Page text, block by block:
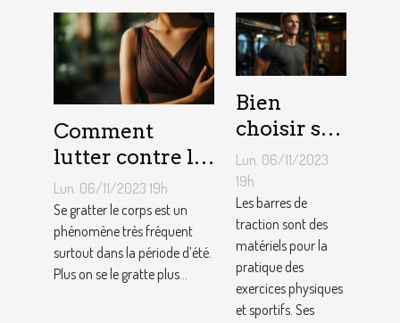
Comment
lutter contre la
démangeaison ?
Lun. 06/11/2023 19h
Se gratter le corps est un
phénomène très fréquent
surtout dans la période d’été.
Plus on se le gratte plus...
Bien
choisir sa
barre de
traction :
nos
conseils !
Lun. 06/11/2023
19h
Les barres de
traction sont des
matériels pour la
pratique des
exercices physiques
et sportifs. Ses